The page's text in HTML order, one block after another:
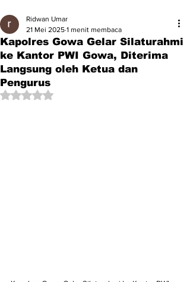
Kapolres Gowa Gelar Silaturahmi
ke Kantor PWI Gowa, Diterima
Langsung oleh Ketua dan
Pengurus
Ridwan Umar
21 Mei 2025 1 menit membaca
Dinilai NaN dari 5 bintang.